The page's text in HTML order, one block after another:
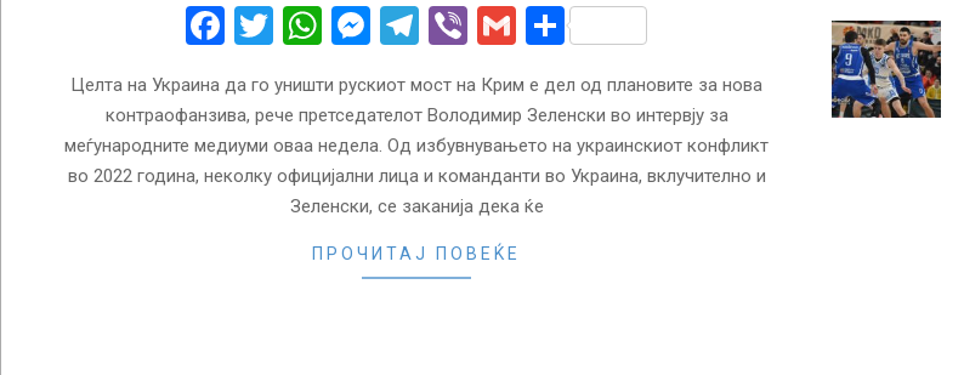
Facebook
Twitter
WhatsApp
Messenger
Telegram
ViberGmailShare
Целта на Украина да го уништи рускиот мост на Крим е дел од плановите за нова
контраофанзива, рече претседателот Володимир Зеленски во интервју за
меѓународните медиуми оваа недела. Од избувнувањето на украинскиот конфликт
во 2022 година, неколку официјални лица и команданти во Украина, вклучително и
Зеленски, се заканија дека ќе
ПРОЧИТАЈ ПОВЕЌЕ